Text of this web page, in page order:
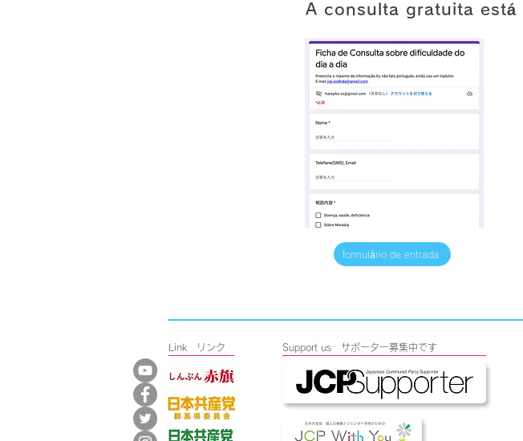
A consulta gratuita está
formulário de entrada
Link リンク ​Support us サポーター募集中です